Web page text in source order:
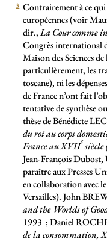
3 Contrairement à ce qui
européennes (voir
dir.,La Cour comme
Congrès international
Maison des Sciences
particulièrement, les
toscane), ni les
de France n’ont fait
tentative de synthèse
thèse de Bénédicte
du roi au corps
France au XVIIesiècle
Jean-François
paraître aux Presses
en collaboration avec
Versailles). John
and the Worlds of
1993 ; Daniel
de la consommation,